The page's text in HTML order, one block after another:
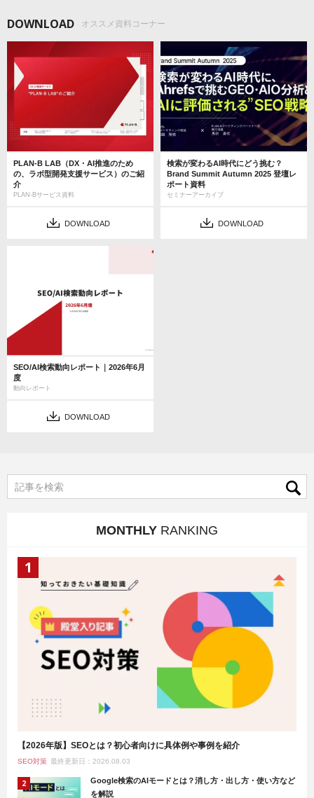
DOWNLOAD オススメ資料コーナー
PLAN-B LAB（DX・AI推進のため
の、ラボ型開発支援サービス）のご紹
介
PLAN-Bサービス資料
DOWNLOAD
検索が変わるAI時代にどう挑む？
Brand Summit Autumn 2025 登壇レ
ポート資料
セミナーアーカイブ
DOWNLOAD
SEO/AI検索動向レポート｜2026年6月
度
動向レポート
DOWNLOAD
MONTHLY RANKING
【2026年版】SEOとは？初心者向けに具体例や事例を紹介
SEO対策 最終更新日：2026.08.03
Google検索のAIモードとは？消し方・出し方・使い方など
を解説